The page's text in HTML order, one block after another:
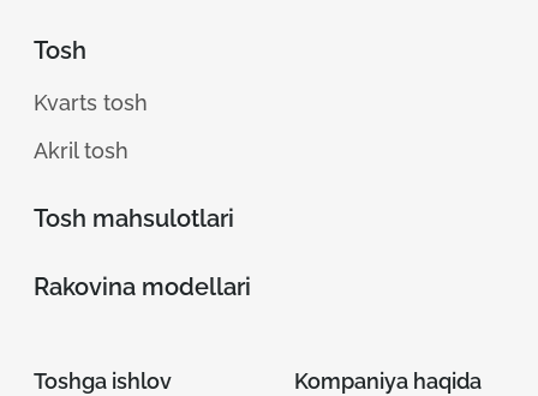
Tosh
Kvarts tosh
Akril tosh
Tosh mahsulotlari
Rakovina modellari
Toshga ishlov
Kompaniya haqida